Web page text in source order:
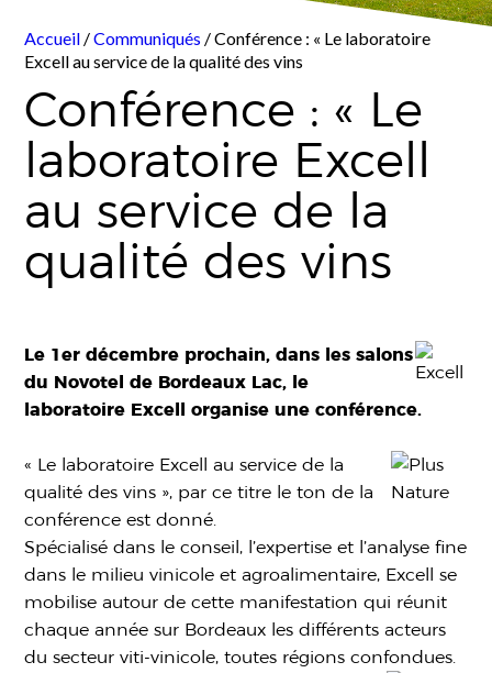
Accueil /Communiqués / Conférence : « Le laboratoire
Excell au service de la qualité des vins
Conférence : « Le
laboratoire Excell
au service de la
qualité des vins
Le 1er décembre prochain, dans les salons
du Novotel de Bordeaux Lac, le
laboratoire Excell organise une conférence.
« Le laboratoire Excell au service de la
qualité des vins », par ce titre le ton de la
conférence est donné.
Spécialisé dans le conseil, l’expertise et l’analyse fine
dans le milieu vinicole et agroalimentaire, Excell se
mobilise autour de cette manifestation qui réunit
chaque année sur Bordeaux les différents acteurs
du secteur viti-vinicole, toutes régions confondues.